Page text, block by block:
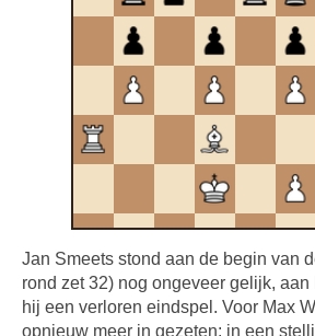
Jan Smeets stond aan de begin van
rond zet 32) nog ongeveer gelijk, aan
hij een verloren eindspel. Voor Max
opnieuw meer in gezeten: in een